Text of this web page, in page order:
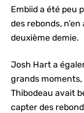
Embiid a été peu
des rebonds,
deuxième demie.
Josh Hart a
grands
Thibodeau avait
capter des